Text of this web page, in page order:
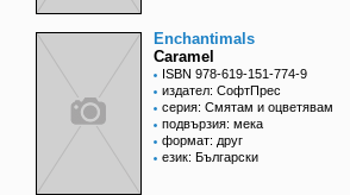
Enchantimals
Caramel
ISBN 978-619-151-774-9
издател: СофтПрес
серия: Смятам и оцветявам
подвързия: мека
формат: друг
език: Български